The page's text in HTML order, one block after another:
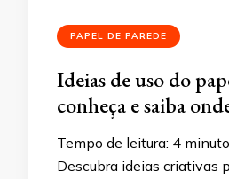
PAPEL DE PAREDE
Ideias de uso do
conheça e saiba
Tempo de leitura: 4
Descubra ideias criativas